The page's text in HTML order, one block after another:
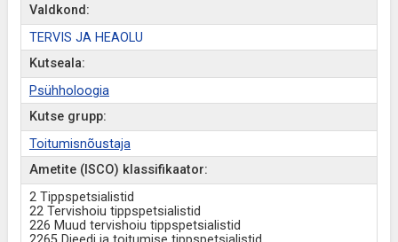
Valdkond:
TERVIS JA HEAOLU
Kutseala:
Psühholoogia
Kutse grupp:
Toitumisnõustaja
Ametite (ISCO) klassifikaator:
2 Tippspetsialistid
22 Tervishoiu tippspetsialistid
226 Muud tervishoiu tippspetsialistid